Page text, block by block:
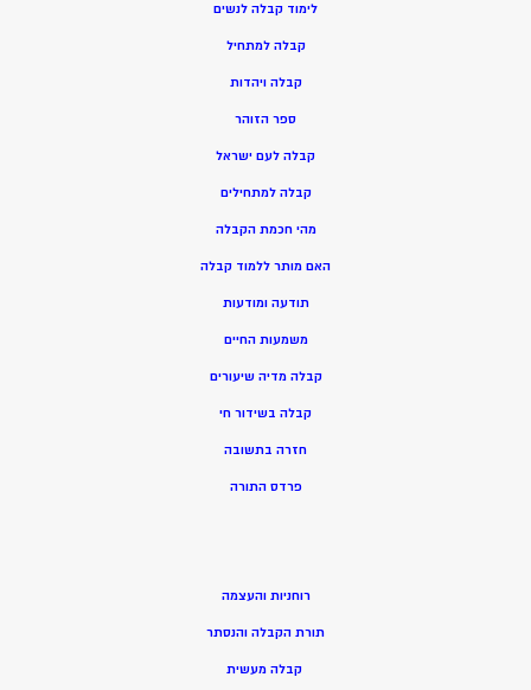
לימוד קבלה לנשים
קבלה למתחיל
קבלה ויהדות
ספר הזוהר
קבלה לעם ישראל
קבלה למתחילים
מהי חכמת הקבלה
האם מותר ללמוד קבלה
תודעה ומודעות
משמעות החיים
קבלה מדיה שיעורים
קבלה בשידור חי
חזרה בתשובה
פרדס התורה
רוחניות והעצמה
תורת הקבלה והנסתר
קבלה מעשית